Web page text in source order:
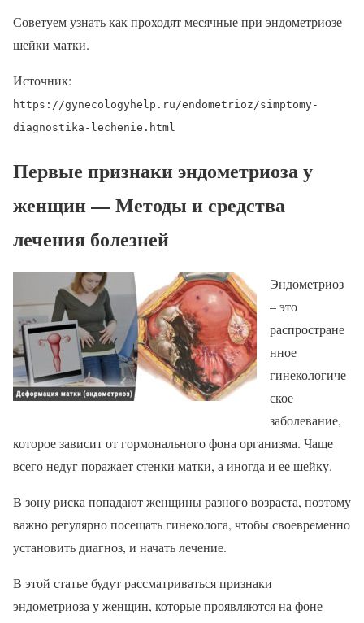
Советуем узнать как проходят месячные при эндометриозе
шейки матки.
Источник:
https://gynecologyhelp.ru/endometrioz/simptomy-
diagnostika-lechenie.html
Первые признаки эндометриоза у
женщин — Методы и средства
лечения болезней
Эндометриоз
– это
распростране
нное
гинекологиче
ское
заболевание,
которое зависит от гормонального фона организма. Чаще
всего недуг поражает стенки матки, а иногда и ее шейку.
В зону риска попадают женщины разного возраста, поэтому
важно регулярно посещать гинеколога, чтобы своевременно
установить диагноз, и начать лечение.
В этой статье будут рассматриваться признаки
эндометриоза у женщин, которые проявляются на фоне